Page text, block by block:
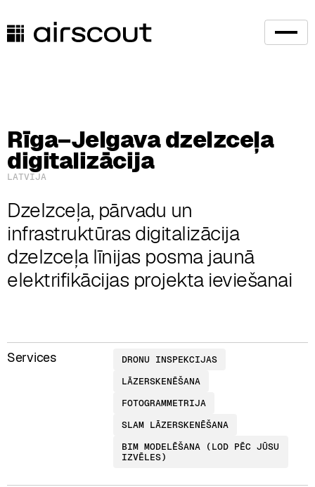
Dzelzceļa, pārvadu un
infrastruktūras digitalizācija
dzelzceļa līnijas posma jaunā
elektrifikācijas projekta ieviešanai
Rīga–Jelgava dzelzceļa
digitalizācija
LATVIJA
Services
DRONU INSPEKCIJAS
LĀZERSKENĒŠANA
FOTOGRAMMETRIJA
SLAM LĀZERSKENĒŠANA
BIM MODELĒŠANA (LOD PĒC JŪSU
IZVĒLES)